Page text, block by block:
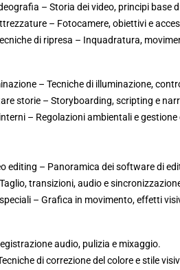
– Storia dei video, principi base
– Fotocamere, obiettivi e
di ripresa – Inquadratura,
– Tecniche di illuminazione,
storie – Storyboarding, scripting e
– Regolazioni ambientali e
editing – Panoramica dei software di
transizioni, audio e
– Grafica in movimento, effetti
audio, pulizia e mixaggio.
di correzione del colore e stile